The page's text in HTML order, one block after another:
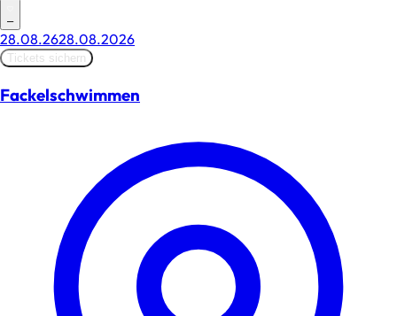
–
28.08.2628.08.2026
Tickets sichern
Fackelschwimmen